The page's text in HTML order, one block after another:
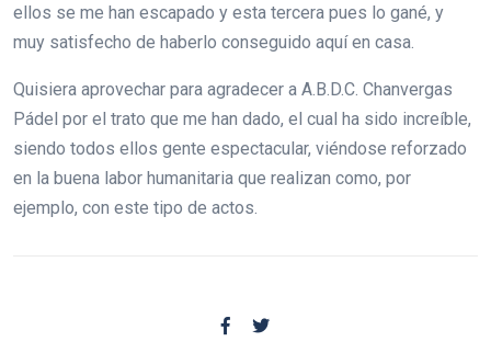
ellos se me han escapado y esta tercera pues lo gané, y
muy satisfecho de haberlo conseguido aquí en casa.
Quisiera aprovechar para agradecer a A.B.D.C. Chanvergas
Pádel por el trato que me han dado, el cual ha sido increíble,
siendo todos ellos gente espectacular, viéndose reforzado
en la buena labor humanitaria que realizan como, por
ejemplo, con este tipo de actos.